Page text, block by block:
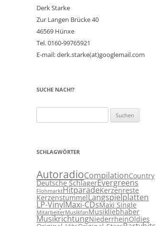
Derk Starke
Zur Langen Brücke 40
46569 Hünxe
Tel. 0160-99765921
E-mail: derk.starke(at)googlemail.com
SUCHE NACH!?
nach:
SCHLAGWÖRTER
AutoradioCompilationCountry
Deutsche SchlagerEvergreens
FlohmarktHitparadeKerzenreste
KerzenstummelLangspielplatten
LP-VinylMaxi-CDsMaxi Single
MitarbeiterMusikfanMusikliebhaber
MusikrichtungNiederrheinOldies